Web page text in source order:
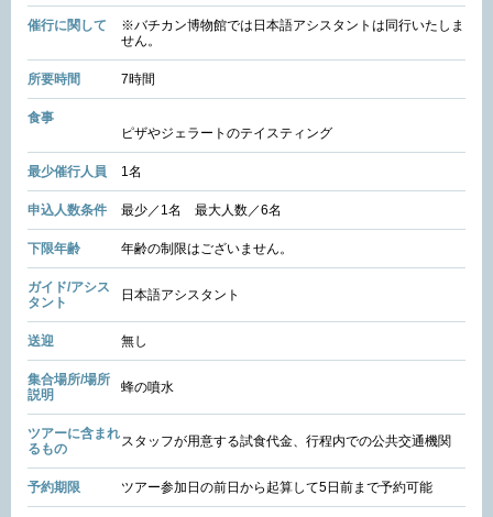
催行に関して
※バチカン博物館では日本語アシスタントは同行いたしま
せん。
所要時間 7時間
食事
ピザやジェラートのテイスティング
最少催行人員 1名
申込人数条件 最少／1名 最大人数／6名
下限年齢 年齢の制限はございません。
ガイド/アシス
タント
日本語アシスタント
送迎 無し
集合場所/場所
説明
蜂の噴水
ツアーに含まれ
るもの
スタッフが用意する試食代金、行程内での公共交通機関
予約期限 ツアー参加日の前日から起算して5日前まで予約可能